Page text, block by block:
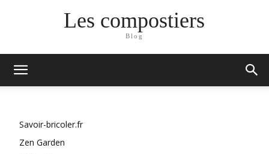
Les compostiers
Blog
Savoir-bricoler.fr
Zen Garden